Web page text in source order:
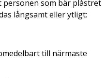
som bär plåstret
långsamt eller ytligt:
till närmaste